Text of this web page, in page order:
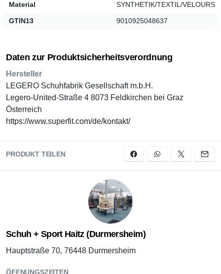
Material SYNTHETIK/TEXTIL/VELOURS
GTIN13 9010925048637
Daten zur Produktsicherheitsverordnung
Hersteller
LEGERO Schuhfabrik Gesellschaft m.b.H.
Legero-United-Straße 4 8073 Feldkirchen bei Graz
Österreich
https://www.superfit.com/de/kontakt/
PRODUKT TEILEN
Schuh + Sport Haitz (Durmersheim)
Hauptstraße 70, 76448 Durmersheim
ÖFFNUNGSZEITEN